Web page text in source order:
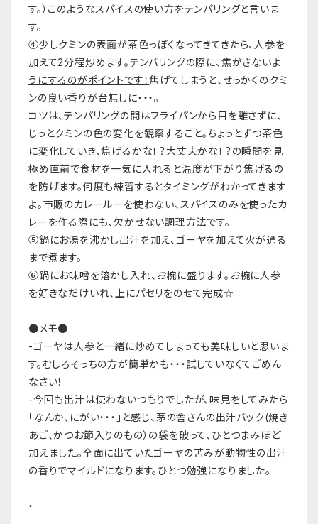
す。）このようなスパイスの使い方をテンパリングと言いま
す。
④少しクミンの表面が茶色っぽくなってきてきたら、人参を
加えて2分程炒めます。テンパリングの際に、 焦がさないよ
うにするのがポイントです！焦げてしまうと、せっかくのクミ
ンの良い香りが台無しに・・・。
コツは、テンパリングの間はフライパンから目を離さずに、
じっとクミンの色の変化を観察すること。ちょっとずつ茶色
に変化していき、焦げるかな！？大丈夫かな！？の瞬間を見
極め直前で食材を一気に入れると温度が下がり焦げるの
を防げます。何度も練習するとタイミングがわかってきます
よ。市販のカレールーを使わない、スパイスのみを使ったカ
レーを作る際にも、欠かせない調理方法です。
⑤鍋にお湯を沸かし出汁を加え、ゴーヤを加えて火が通る
まで煮ます。
⑥鍋にお味噌を溶かし入れ、お椀に盛ります。お椀に人参
を好きなだけいれ、上にパセリをのせて完成☆
●メモ●
-ゴーヤは人参と一緒に炒めてしまっても美味しいと思いま
す。むしろそっちの方が簡単かも・・・試していなくてごめん
なさい！
-今回も出汁は使わないつもりでしたが、味見をしてみたら
「なんか、にがい・・・」と感じ、茅の舎さんの出汁パック(焼き
あご、かつお節入りのもの）の袋を破って、ひとつまみほど
加えました。全面に出ていたゴーヤの苦みが動物性の出汁
の香りでマイルドになります。ひとつ勉強になりました。
・